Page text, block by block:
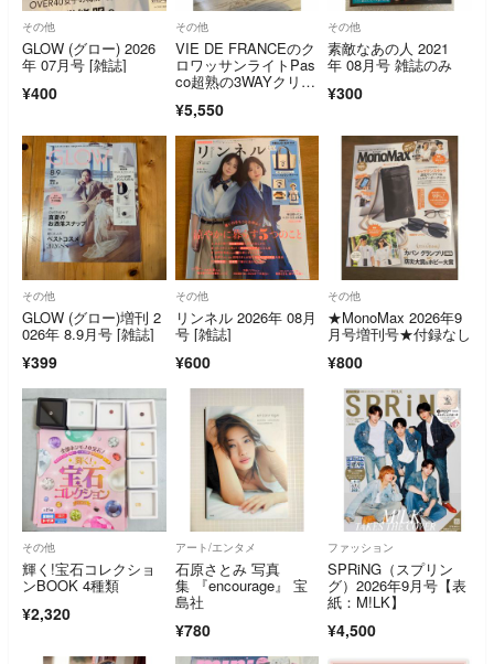
その他
GLOW (グロー) 2026
年 07月号 [雑誌]
¥400
その他
VIE DE FRANCEのク
ロワッサンライトPas
co超熟の3WAYクリア
¥5,550
その他
素敵なあの人 2021
年 08月号 雑誌のみ
¥300
その他
GLOW (グロー)増刊 2
026年 8.9月号 [雑誌]
¥399
その他
リンネル 2026年 08月
号 [雑誌]
¥600
その他
★MonoMax 2026年9
月号増刊号★付録なし
¥800
その他
輝く!宝石コレクショ
ンBOOK 4種類
¥2,320
アート/エンタメ
石原さとみ 写真
集 『encourage』 宝
島社
¥780
ファッション
SPRiNG（スプリン
グ）2026年9月号【表
紙：M!LK】
¥4,500